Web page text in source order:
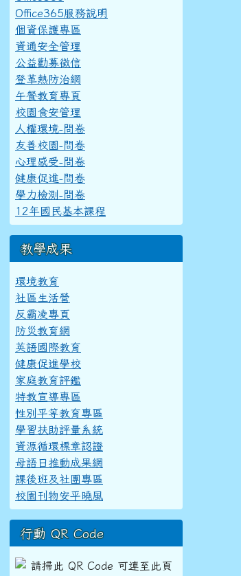
Office365服務說明
個資保護專區
資通安全管理
公益勸募徵信
登革熱防治網
午餐教育專頁
校園食安管理
人權環境-問卷
友善校園-問卷
心理感受-問卷
健康促進-問卷
學力檢測-問卷
12年國民基本課程
教學成果
環境教育
社區生活營
反霸凌專頁
防災教育網
英語國際教育
健康促進學校
家庭教育評鑑
特教宣導專區
性別平等教育專區
學習扶助評量系統
資源循環標章認證
母語日推動成果網
課後班及社團專區
校園刊物安平曉風
行動 QR Code